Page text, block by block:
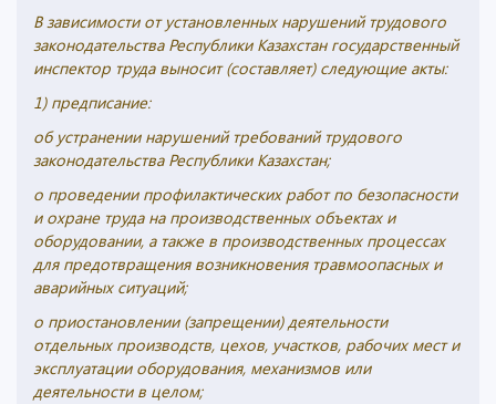
В зависимости от установленных нарушений трудового
законодательства Республики Казахстан государственный
инспектор труда выносит (составляет) следующие акты:
1) предписание:
об устранении нарушений требований трудового
законодательства Республики Казахстан;
о проведении профилактических работ по безопасности
и охране труда на производственных объектах и
оборудовании, а также в производственных процессах
для предотвращения возникновения травмоопасных и
аварийных ситуаций;
о приостановлении (запрещении) деятельности
отдельных производств, цехов, участков, рабочих мест и
эксплуатации оборудования, механизмов или
деятельности в целом;